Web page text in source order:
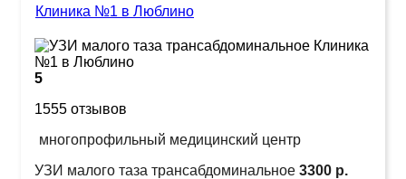
Клиника №1 в Люблино
5
1555 отзывов
многопрофильный медицинский центр
УЗИ малого таза трансабдоминальное 3300 р.